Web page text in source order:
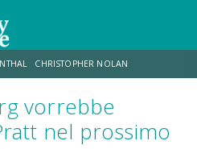
CHRISTOPHER NOLAN
ODISSEA MARK RUFFALO
vorrebbe
nel prossimo